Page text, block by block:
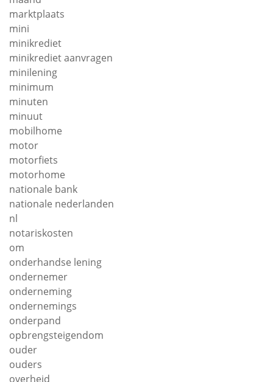
marktplaats
mini
minikrediet
minikrediet aanvragen
minilening
minimum
minuten
minuut
mobilhome
motor
motorfiets
motorhome
nationale bank
nationale nederlanden
nl
notariskosten
om
onderhandse lening
ondernemer
onderneming
ondernemings
onderpand
opbrengsteigendom
ouder
ouders
overheid